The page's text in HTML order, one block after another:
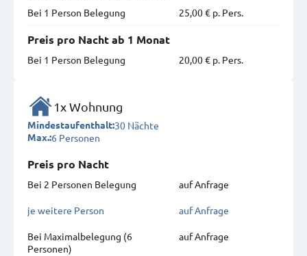
Bei 1 Person Belegung
25,00 € p. Pers.
Preis pro Nacht ab 1 Monat
Bei 1 Person Belegung
20,00 € p. Pers.
1x Wohnung
Mindestaufenthalt:30 Nächte
Max.:6 Personen
Preis pro Nacht
Bei 2 Personen Belegung
auf Anfrage
je weitere Person auf Anfrage
Bei Maximal­belegung (6
Personen)
auf Anfrage